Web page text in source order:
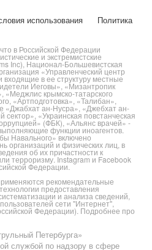
использования
Политика
в Российской Федерации
и экстремистские
Inc), Национал-Большевистская
«Управленческий центр
в ее структуру местные
Иеговы», «Мизантропик
крымско-татарского
«Артподготовка», «Талибан»,
ан-Нусра», «Джебхат ан-
«Украинская повстанческая
(ФБК), «Альянс врачей» -
функции иноагентов.
Навального» включено
организаций и физических лиц, в
об их причастности к
терроризму. Instagram и Facebook
Федерации.
рекомендательные
предоставления
и анализа сведений,
сети "Интернет",
Федерации). Подробнее про
Петербурга»
службой по надзору в сфере